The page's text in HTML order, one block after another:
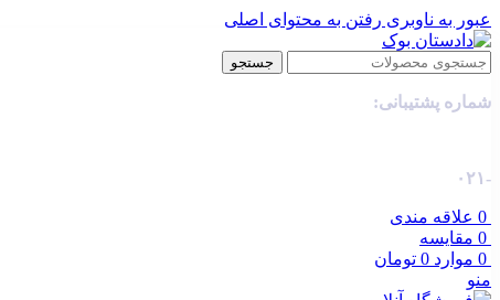
عبور به ناوبری رفتن به محتوای اصلی
جستجو
شماره پشتیبانی:
-۰۲۱
0 علاقه مندی
0 مقایسه
0 موارد 0 تومان
منو